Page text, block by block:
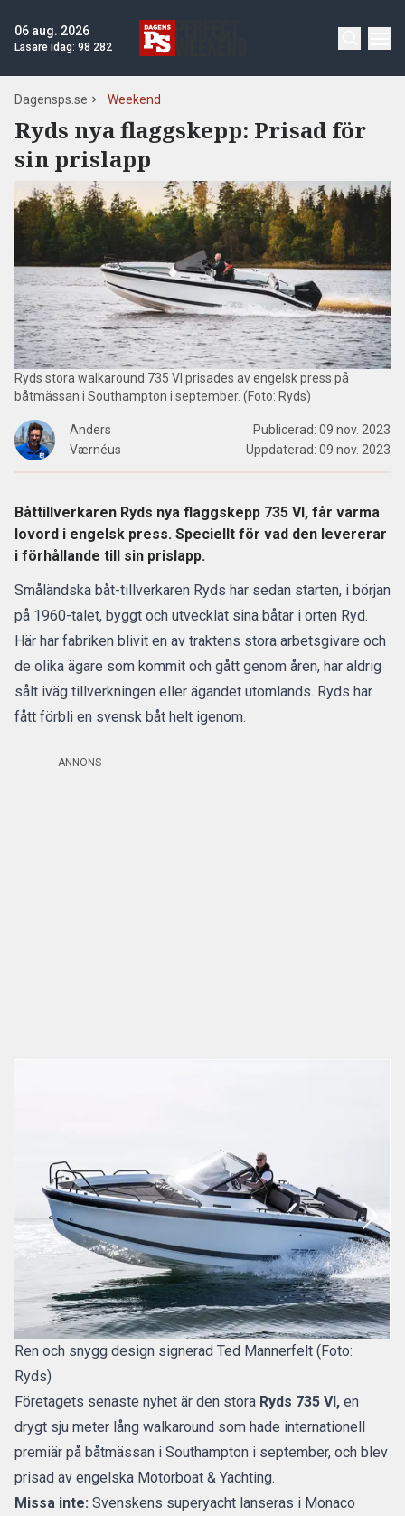
06 aug. 2026
Läsare idag: 98 282
Dagensps.se Weekend
Ryds nya flaggskepp: Prisad för
sin prislapp
Ryds stora walkaround 735 VI prisades av engelsk press på
båtmässan i Southampton i september. (Foto: Ryds)
Anders
Værnéus
Publicerad: 09 nov. 2023
Uppdaterad: 09 nov. 2023
Båttillverkaren Ryds nya flaggskepp 735 VI, får varma
lovord i engelsk press. Speciellt för vad den levererar
i förhållande till sin prislapp.
Småländska båt-tillverkaren Ryds har sedan starten, i början
på 1960-talet, byggt och utvecklat sina båtar i orten Ryd.
Här har fabriken blivit en av traktens stora arbetsgivare och
de olika ägare som kommit och gått genom åren, har aldrig
sålt iväg tillverkningen eller ägandet utomlands. Ryds har
fått förbli en svensk båt helt igenom.
ANNONS
Ren och snygg design signerad Ted Mannerfelt (Foto:
Ryds)
Företagets senaste nyhet är den stora Ryds 735 VI, en
drygt sju meter lång walkaround som hade internationell
premiär på båtmässan i Southampton i september, och blev
prisad av engelska Motorboat & Yachting.
Missa inte: Svenskens superyacht lanseras i Monaco